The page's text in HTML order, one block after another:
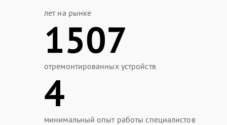
лет на рынке
1507
отремонтированных устройств
4
минимальный опыт работы специалистов